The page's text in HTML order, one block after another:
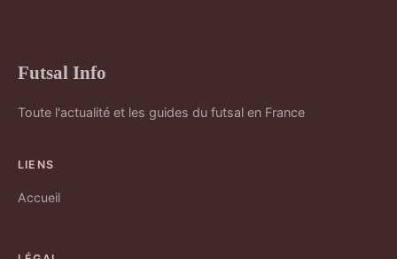
Futsal Info
Toute l'actualité et les guides du futsal en France
LIENS
Accueil